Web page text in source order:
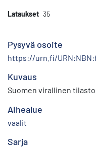
Lataukset 35
Pysyvä osoite
https://urn.fi/
Kuvaus
Suomen virallinen tilasto
Aihealue
vaalit
Sarja